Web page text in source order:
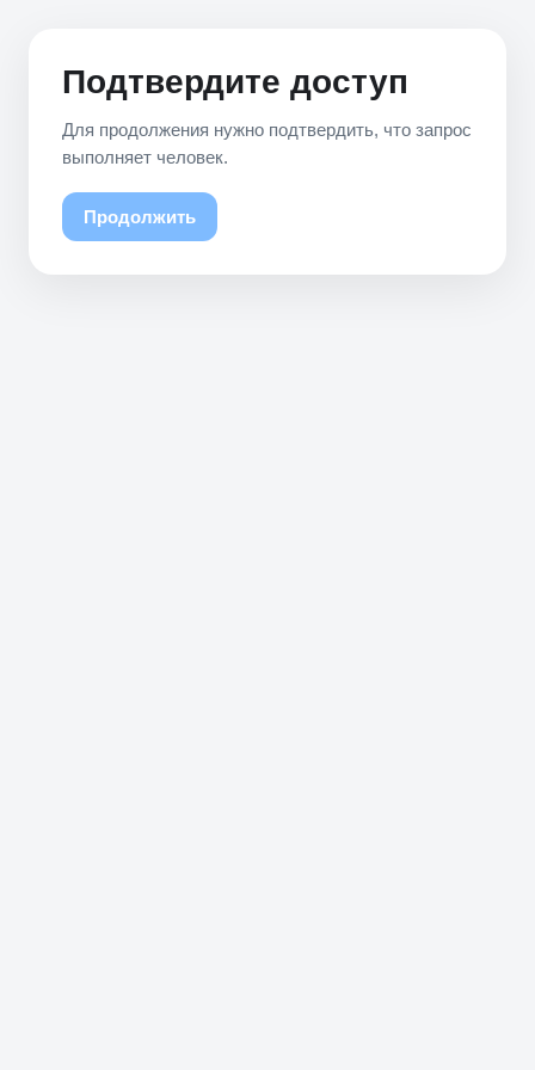
Подтвердите доступ
Для продолжения нужно подтвердить, что запрос
выполняет человек.
Продолжить